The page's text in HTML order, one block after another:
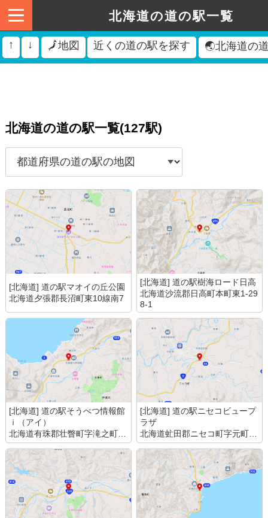
北海道の道の駅一覧
↑ ↓ 🗾地図 近くの道の駅を探す 🌏北海道の
北海道の道の駅一覧(127駅)
[北海道] 道の駅マオイの丘公園
北海道夕張郡長沼町東10線南7
[北海道] 道の駅樹海ロード日高
北海道沙流郡日高町本町東1-29
8-1
[北海道] 道の駅そうべつ情報館
ｉ（アイ）
北海道有珠郡壮瞥町字滝之町38
4-1
[北海道] 道の駅ニセコビュープ
ラザ
北海道虻田郡ニセコ町字元町77
-10